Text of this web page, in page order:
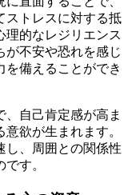
ストレスに対する抵
理的なレジリエンス
が不安や恐れを感じ
を備えることができ
、自己肯定感が高ま
欲が生まれます。
し、周囲との関係性
す。